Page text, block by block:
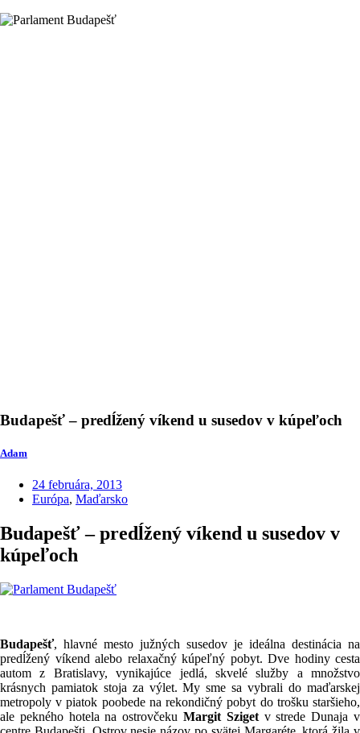
Budapešť – predĺžený víkend u susedov v kúpeľoch
Adam
24 februára, 2013
Európa, Maďarsko
Budapešť – predĺžený víkend u susedov v
kúpeľoch
Budapešť, hlavné mesto južných susedov je ideálna destinácia na
predĺžený víkend alebo relaxačný kúpeľný pobyt. Dve hodiny cesta
autom z Bratislavy, vynikajúce jedlá, skvelé služby a množstvo
krásnych pamiatok stoja za výlet. My sme sa vybrali do maďarskej
metropoly v piatok poobede na rekondičný pobyt do trošku staršieho,
ale pekného hotela na ostrovčeku Margit Szigetv strede Dunaja v